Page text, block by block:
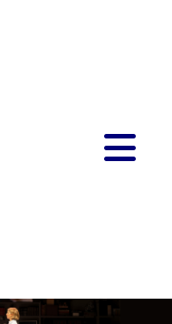
che